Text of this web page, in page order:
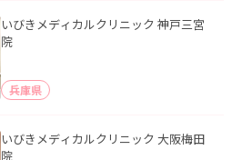
いびきメディカルクリニック 神戸三宮
院
兵庫県
いびきメディカルクリニック 大阪梅田
院